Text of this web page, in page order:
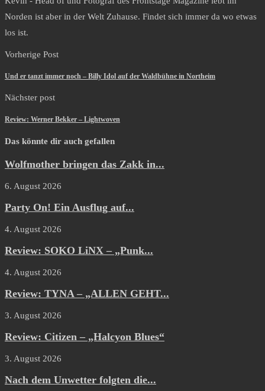
Norden ist aber in der Welt Zuhause. Findet sich immer da wo etwas
los ist.
Vorherige Post
Und er tanzt immer noch – Billy Idol auf der Waldbühne in Northeim
Nächster post
Review: Werner Bekker – Lightwoven
Das könnte dir auch gefallen
Wolfmother bringen das Zakk in...
6. August 2026
Party On! Ein Ausflug auf...
4. August 2026
Review: SOKO LiNX – „Punk...
4. August 2026
Review: TYNA – „ALLEN GEHT...
3. August 2026
Review: Citizen – „Halcyon Blues“
3. August 2026
Nach dem Unwetter folgten die...